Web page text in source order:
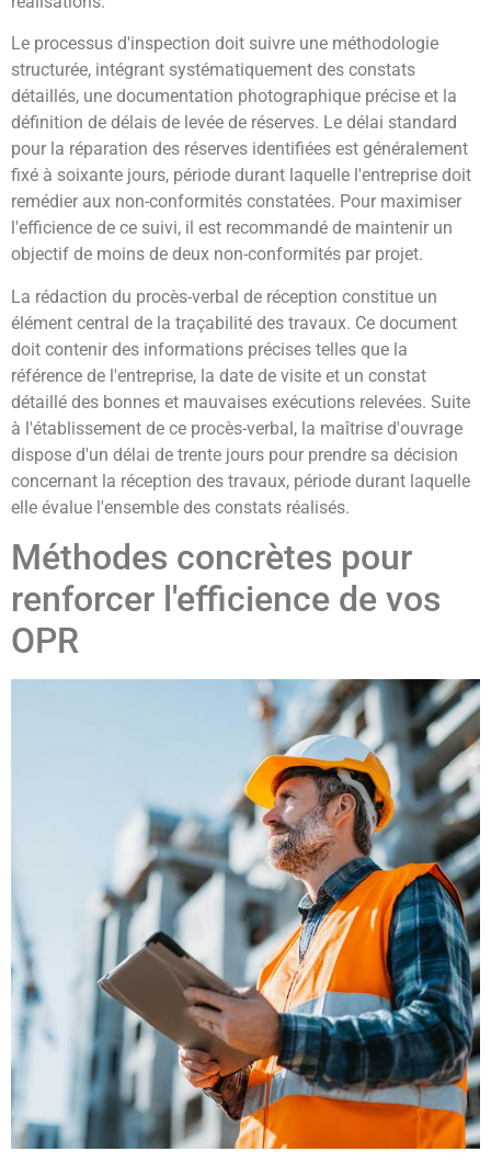
Le processus d'inspection doit suivre une méthodologie
structurée, intégrant systématiquement des constats
détaillés, une documentation photographique précise et la
définition de délais de levée de réserves. Le délai standard
pour la réparation des réserves identifiées est généralement
fixé à soixante jours, période durant laquelle l'entreprise doit
remédier aux non-conformités constatées. Pour maximiser
l'efficience de ce suivi, il est recommandé de maintenir un
objectif de moins de deux non-conformités par projet.
La rédaction du procès-verbal de réception constitue un
élément central de la traçabilité des travaux. Ce document
doit contenir des informations précises telles que la
référence de l'entreprise, la date de visite et un constat
détaillé des bonnes et mauvaises exécutions relevées. Suite
à l'établissement de ce procès-verbal, la maîtrise d'ouvrage
dispose d'un délai de trente jours pour prendre sa décision
concernant la réception des travaux, période durant laquelle
elle évalue l'ensemble des constats réalisés.
Méthodes concrètes pour
renforcer l'efficience de vos
OPR